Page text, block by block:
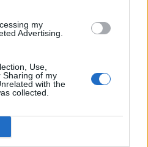
my
Advertising.
Use,
Sharing of my
with the
collected.